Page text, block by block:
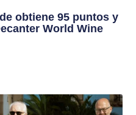
obtiene 95 puntos y
World Wine